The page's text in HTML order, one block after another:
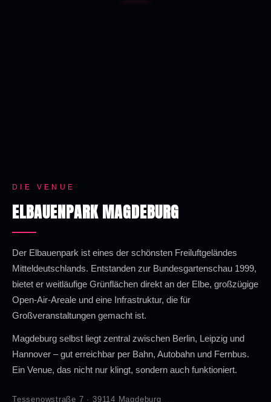
DIE VENUE
ELBAUENPARK MAGDEBURG
Der Elbauenpark ist eines der schönsten Freiluftgeländes
Mitteldeutschlands. Entstanden zur Bundesgartenschau 1999,
bietet er weitläufige Grünflächen direkt an der Elbe, großzügige
Open-Air-Areale und eine Infrastruktur, die für
Großveranstaltungen gemacht ist.
Magdeburg selbst liegt zentral zwischen Berlin, Leipzig und
Hannover – gut erreichbar per Bahn, Autobahn und Fernbus.
Ein Venue, das nicht nur klingt, sondern auch funktioniert.
Tessenowstraße 7 · 39114 Magdeburg